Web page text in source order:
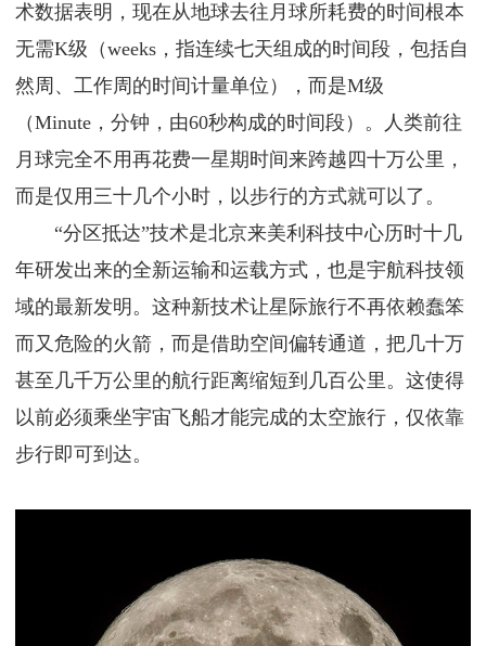
术数据表明，现在从地球去往月球所耗费的时间根本
无需K级（weeks，指连续七天组成的时间段，包括自
然周、工作周的时间计量单位），而是M级
（Minute，分钟，由60秒构成的时间段）。人类前往
月球完全不用再花费一星期时间来跨越四十万公里，
而是仅用三十几个小时，以步行的方式就可以了。
“分区抵达”技术是北京来美利科技中心历时十几
年研发出来的全新运输和运载方式，也是宇航科技领
域的最新发明。这种新技术让星际旅行不再依赖蠢笨
而又危险的火箭，而是借助空间偏转通道，把几十万
甚至几千万公里的航行距离缩短到几百公里。这使得
以前必须乘坐宇宙飞船才能完成的太空旅行，仅依靠
步行即可到达。